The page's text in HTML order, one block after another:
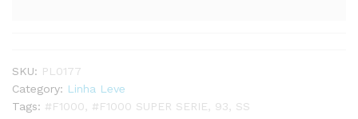
SKU: PL0177
Category: Linha Leve
Tags: #F1000 #F1000 SUPER SERIE 93 SS